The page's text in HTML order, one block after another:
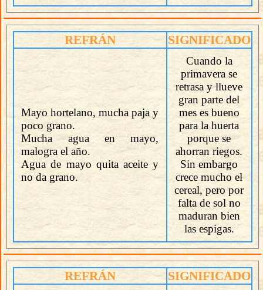
REFRÁN SIGNIFICADO
Mayo hortelano, mucha paja y
poco grano.
Mucha agua en mayo,
malogra el año.
Agua de mayo quita aceite y
no da grano.
Cuando la
primavera se
retrasa y llueve
gran parte del
mes es bueno
para la huerta
porque se
ahorran riegos.
Sin embargo
crece mucho el
cereal, pero por
falta de sol no
maduran bien
las espigas.
REFRÁN SIGNIFICADO